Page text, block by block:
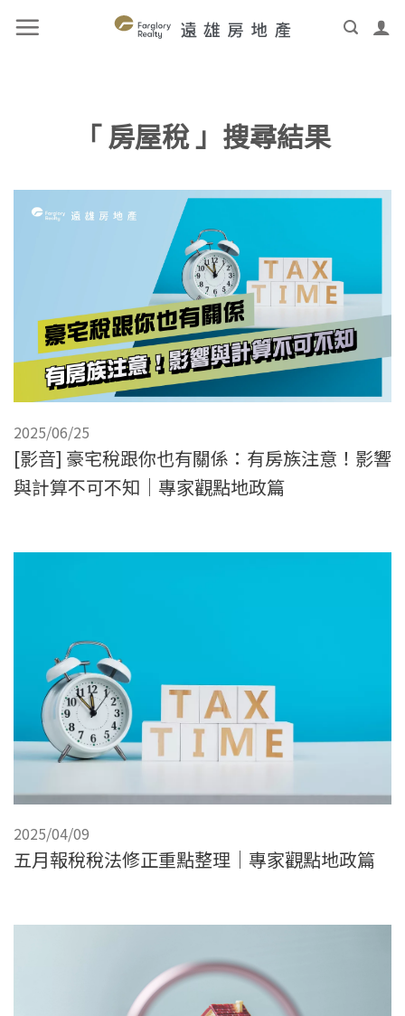
「 房屋稅 」搜尋結果
2025/06/25
[影音] 豪宅稅跟你也有關係：有房族注意！影響
與計算不可不知｜專家觀點地政篇
2025/04/09
五月報稅稅法修正重點整理｜專家觀點地政篇